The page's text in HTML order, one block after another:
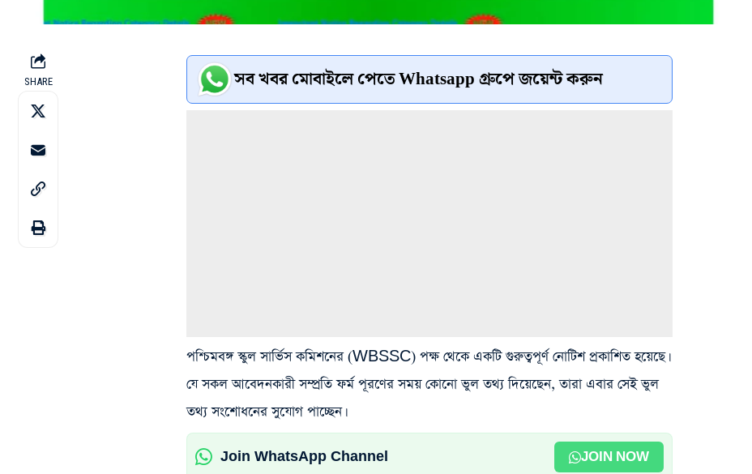
SHARE সব খবর মোবাইলে পেতে Whatsapp গ্রুপে জয়েন্ট করুন
পশ্চিমবঙ্গ স্কুল সার্ভিস কমিশনের (WBSSC) পক্ষ থেকে একটি গুরুত্বপূর্ণ নোটিশ প্রকাশিত হয়েছে।
যে সকল আবেদনকারী সম্প্রতি ফর্ম পূরণের সময় কোনো ভুল তথ্য দিয়েছেন, তারা এবার সেই ভুল
তথ্য সংশোধনের সুযোগ পাচ্ছেন।
Join WhatsApp Channel JOIN NOW